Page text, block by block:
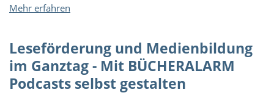
Mehr erfahren
Medienbildung
Ganztag
-
Leseförderung und Medienbildung
im Ganztag - Mit BÜCHERALARM
Podcasts selbst gestalten